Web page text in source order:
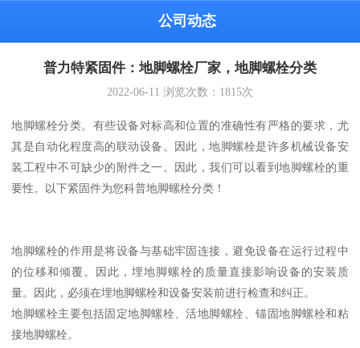
公司动态
普力特紧固件：地脚螺栓厂家，地脚螺栓分类
2022-06-11 浏览次数： 1815次
地脚螺栓分类。有些设备对标高和位置的准确性有严格的要求，尤
其是自动化程度高的联动设备。因此，地脚螺栓是许多机械设备安
装工程中不可缺少的附件之一。因此，我们可以看到地脚螺栓的重
要性。以下紧固件为您科普地脚螺栓分类！
地脚螺栓的作用是将设备与基础牢固连接，避免设备在运行过程中
的位移和倾覆。因此，埋地脚螺栓的质量直接影响设备的安装质
量。因此，必须在埋地脚螺栓和设备安装前进行检查和纠正。
地脚螺栓主要包括固定地脚螺栓、活地脚螺栓、锚固地脚螺栓和粘
接地脚螺栓。